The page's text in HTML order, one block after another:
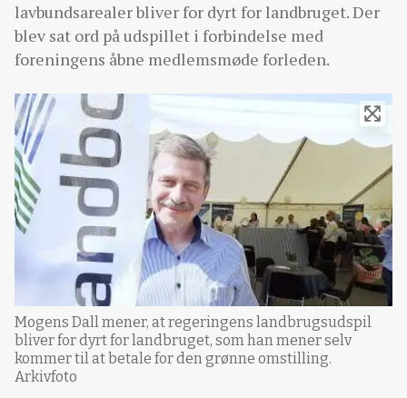
lavbundsarealer bliver for dyrt for landbruget. Der
blev sat ord på udspillet i forbindelse med
foreningens åbne medlemsmøde forleden.
Mogens Dall mener, at regeringens landbrugsudspil
bliver for dyrt for landbruget, som han mener selv
kommer til at betale for den grønne omstilling.
Arkivfoto